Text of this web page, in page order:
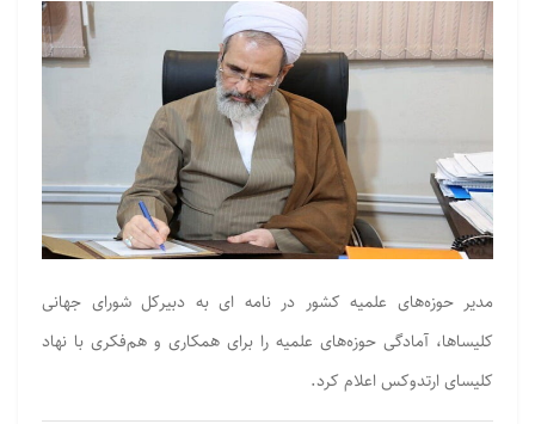
مدیر حوزه‌های علمیه کشور در نامه ای به دبیرکل شورای جهانی
کلیساها، آمادگی حوزه‌های علمیه را برای همکاری و هم‌فکری با نهاد
کلیسای ارتدوکس اعلام کرد.